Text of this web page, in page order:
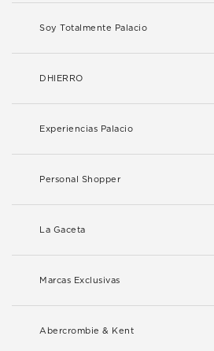
Soy Totalmente Palacio
DHIERRO
Experiencias Palacio
Personal Shopper
La Gaceta
Marcas Exclusivas
Abercrombie & Kent